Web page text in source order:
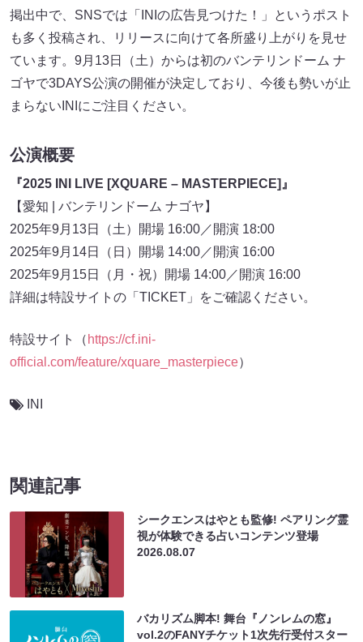
掲出中で、SNSでは「INIの広告見つけた！」というポスト
も多く投稿され、リリースに向けて各所盛り上がりを見せ
ています。9月13日（土）からは初のバンテリンドーム ナ
ゴヤで3DAYS公演の開催が決定しており、今後も勢いが止
まらないINIにご注目ください。
公演概要
『2025 INI LIVE [XQUARE – MASTERPIECE]』
【愛知 | バンテリンドーム ナゴヤ】
2025年9月13日（土）開場 16:00／開演 18:00
2025年9月14日（日）開場 14:00／開演 16:00
2025年9月15日（月・祝）開場 14:00／開演 16:00
詳細は特設サイトの「TICKET」をご確認ください。
特設サイト（ https://cf.ini-
official.com/feature/xquare_masterpiece）
INI
関連記事
シークエンスはやとも監修! ペアリング霊
視が体験できる占いコンテンツ登場
2026.08.07
バカリズム脚本! 舞台『ノンレムの窓』
vol.2のFANYチケット1次先行受付スター